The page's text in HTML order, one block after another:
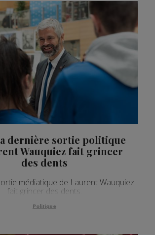
dernière sortie politique
Wauquiez fait grincer
des dents
médiatique de Laurent Wauquiez
fait grincer des dents.
Politique